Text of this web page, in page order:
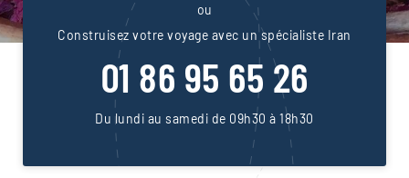
ou
Construisez votre voyage avec un spécialiste Iran
01 86 95 65 26
Du lundi au samedi de 09h30 à 18h30